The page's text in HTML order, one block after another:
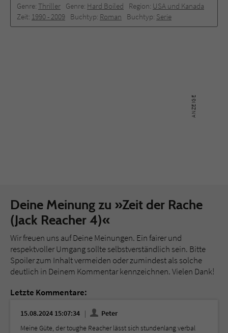
Genre: Thriller Genre: Hard Boiled Region: USA und Kanada
Zeit: 1990 -­ 2009 Buchtyp: Roman Buchtyp: Serie
Deine Meinung zu »Zeit der Rache
(Jack Reacher 4)«
Wir freuen uns auf Deine Meinungen. Ein fairer und
respektvoller Umgang sollte selbstverständlich sein. Bitte
Spoiler zum Inhalt vermeiden oder zumindest als solche
deutlich in Deinem Kommentar kennzeichnen. Vielen Dank!
Letzte Kommentare:
15.08.2024 15:07:34
Peter
Meine Güte, der toughe Reacher lässt sich stundenlang verbal